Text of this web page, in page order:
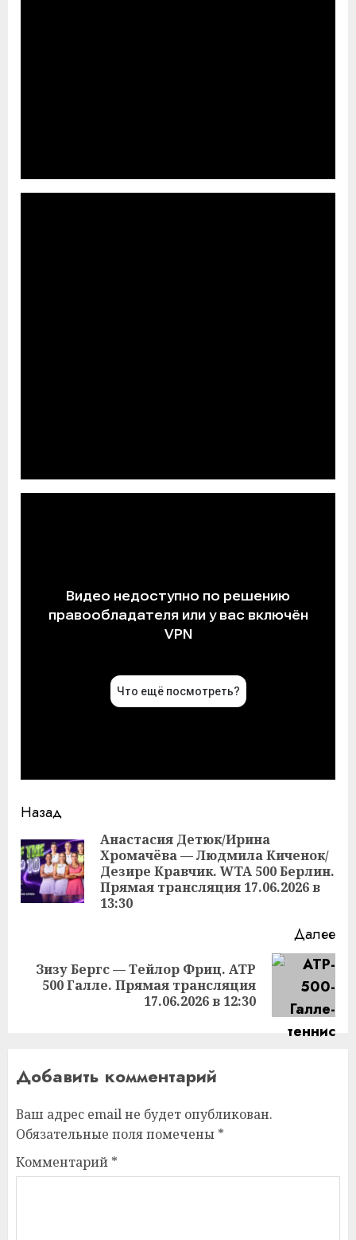
Продолжить
чтение
Назад
Анастасия Детюк/Ирина
Хромачёва — Людмила Киченок/
Дезире Кравчик. WTA 500 Берлин.
Прямая трансляция 17.06.2026 в
13:30
Далее
Следующая
Зизу Бергс — Тейлор Фриц. ATP
500 Галле. Прямая трансляция
17.06.2026 в 12:30
Добавить комментарий
Ваш адрес email не будет опубликован.
Обязательные поля помечены *
Комментарий *